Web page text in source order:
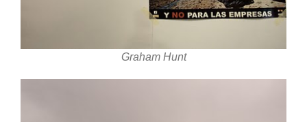
Graham Hunt